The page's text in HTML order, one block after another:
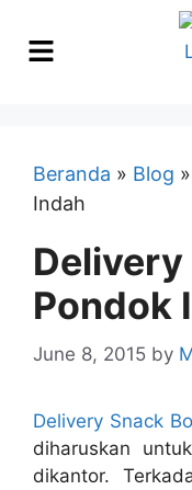
Beranda » Blog »
Indah
Delivery
Pondok
June 8, 2015 by
Delivery Snack
diharuskan
dikantor.